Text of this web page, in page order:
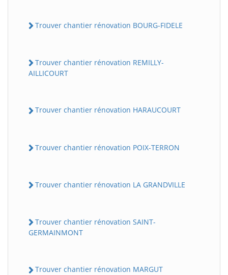
Trouver chantier rénovation BOURG-FIDELE
Trouver chantier rénovation REMILLY-
AILLICOURT
Trouver chantier rénovation HARAUCOURT
Trouver chantier rénovation POIX-TERRON
Trouver chantier rénovation LA GRANDVILLE
Trouver chantier rénovation SAINT-
GERMAINMONT
Trouver chantier rénovation MARGUT